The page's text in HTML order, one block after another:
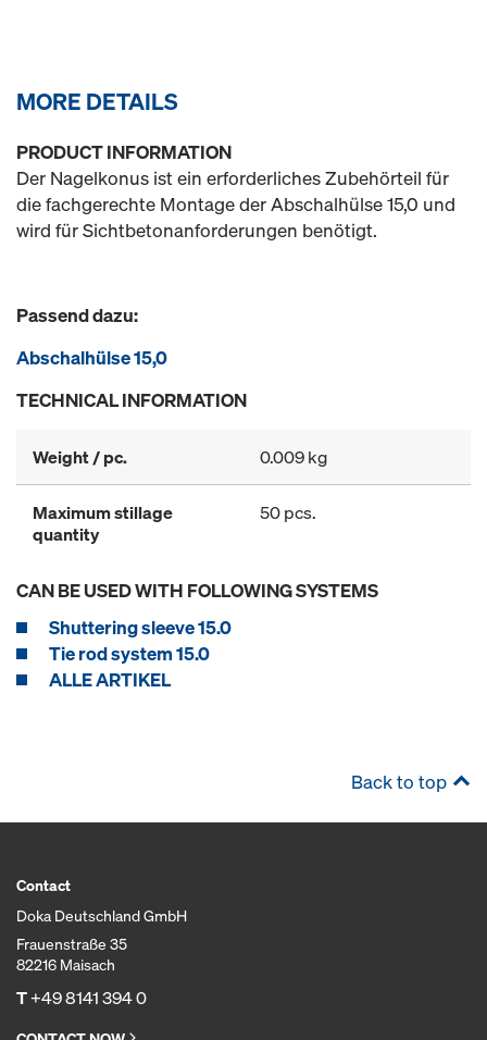
MORE DETAILS
PRODUCT INFORMATION
Der Nagelkonus ist ein erforderliches Zubehörteil für
die fachgerechte Montage der Abschalhülse 15,0 und
wird für Sichtbetonanforderungen benötigt.
Passend dazu:
Abschalhülse 15,0
TECHNICAL INFORMATION
Weight / pc. 0.009 kg
Maximum stillage
quantity
50 pcs.
CAN BE USED WITH FOLLOWING SYSTEMS
Shuttering sleeve 15.0
Tie rod system 15.0
ALLE ARTIKEL
Back to top
Contact
Doka Deutschland GmbH
Frauenstraße 35
82216 Maisach
T+49 8141 394 0